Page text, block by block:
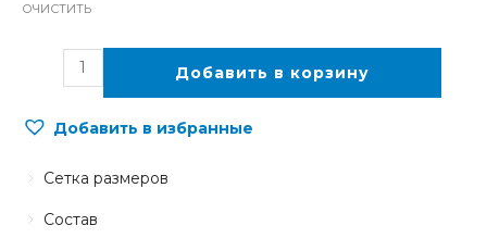
ОЧИСТИТЬ
Добавить в корзину
Добавить в избранные
Состав
Сетка размеров